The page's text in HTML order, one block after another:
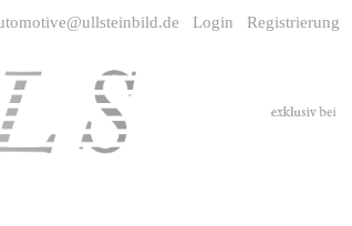
Login Registrierung